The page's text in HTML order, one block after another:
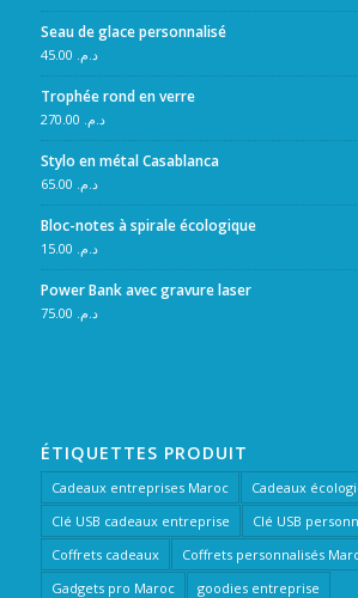
Seau de glace personnalisé
د.م.
Trophée rond en verre
د.م.
Stylo en métal Casablanca
د.م.
Bloc-notes à spirale écologique
د.م.
Power Bank avec gravure laser
د.م.
ÉTIQUETTES PRODUIT
Cadeaux entreprises Maroc
Cadeaux
Clé USB cadeaux entreprise
Clé USB
Coffrets cadeaux
Coffrets personnalisés
Gadgets pro Maroc
goodies entreprise